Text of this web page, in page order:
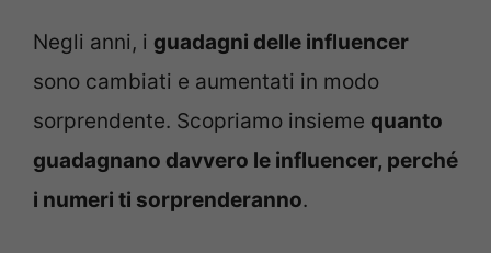
Negli anni, i guadagni delle influencer
sono cambiati e aumentati in modo
sorprendente. Scopriamo insieme quanto
guadagnano davvero le influencer, perché
i numeri ti sorprenderanno.